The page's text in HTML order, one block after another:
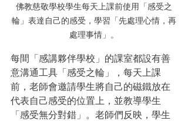
佛教慈敬學校學生每天上課前使用「感受之
輪」表達自己的感受，學習「先處理心情，再
處理事情」。
每間「感講夥伴學校」的課室都設有善
意溝通工具「感受之輪」，每天上課
前，老師會邀請學生將自己的磁鐵放在
代表自己感受的位置上，並教導學生
「感受無分對錯」。老師們反映，學生